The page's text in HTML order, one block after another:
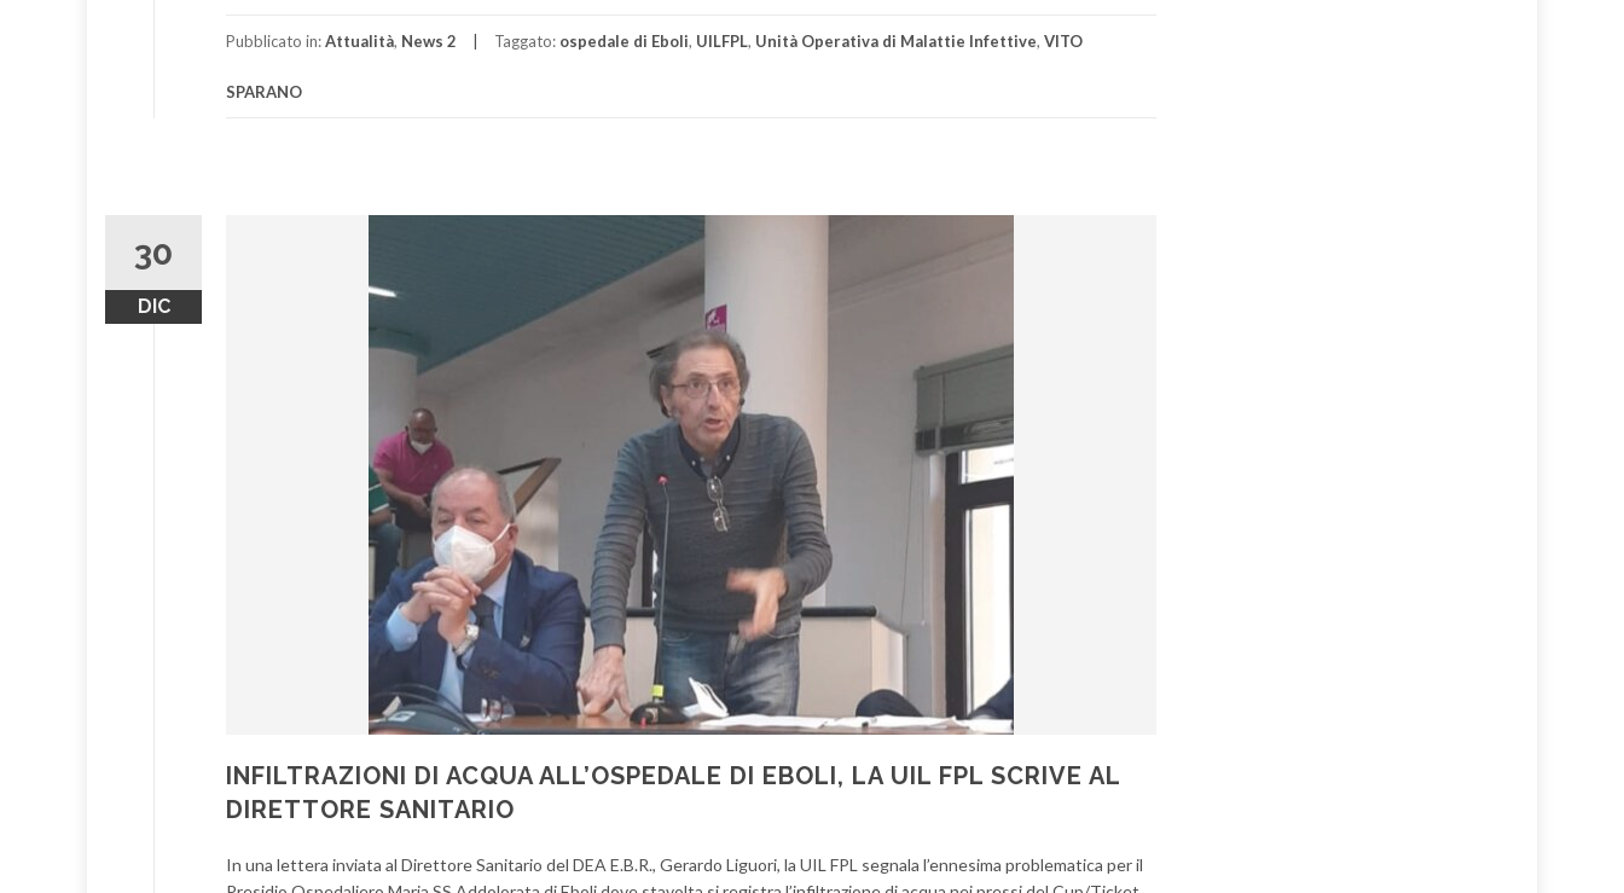
Pubblicato in:Attualità, News 2 Taggato: ospedale di Eboli, UILFPL, Unità Operativa di Malattie Infettive, VITO
SPARANO
30
DIC
INFILTRAZIONI DI ACQUA ALL’OSPEDALE DI EBOLI, LA UIL FPL SCRIVE AL
DIRETTORE SANITARIO
In una lettera inviata al Direttore Sanitario del DEA E.B.R., Gerardo Liguori, la UIL FPL segnala l’ennesima problematica per il